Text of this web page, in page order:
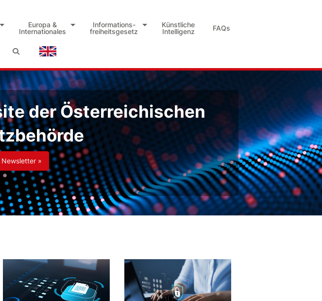
Europa &
Internationales
Informations-
freiheitsgesetz
Künstliche
Intelligenz
FAQs
der Österreichischen
Newsletter »